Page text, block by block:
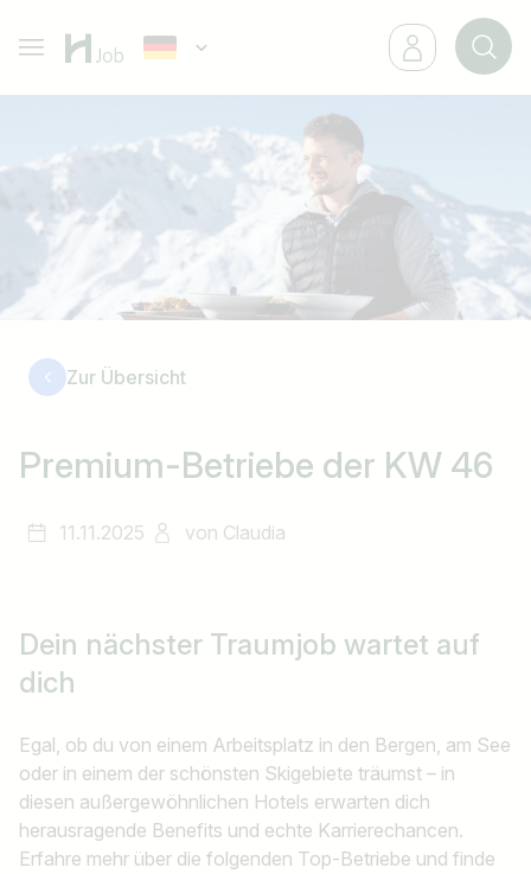
Zur Übersicht
Premium-Betriebe der KW 46
11.11.2025 von Claudia
Dein nächster Traumjob wartet auf
dich
Egal, ob du von einem Arbeitsplatz in den Bergen, am See
oder in einem der schönsten Skigebiete träumst – in
diesen außergewöhnlichen Hotels erwarten dich
herausragende Benefits und echte Karrierechancen.
Erfahre mehr über die folgenden Top-Betriebe und finde